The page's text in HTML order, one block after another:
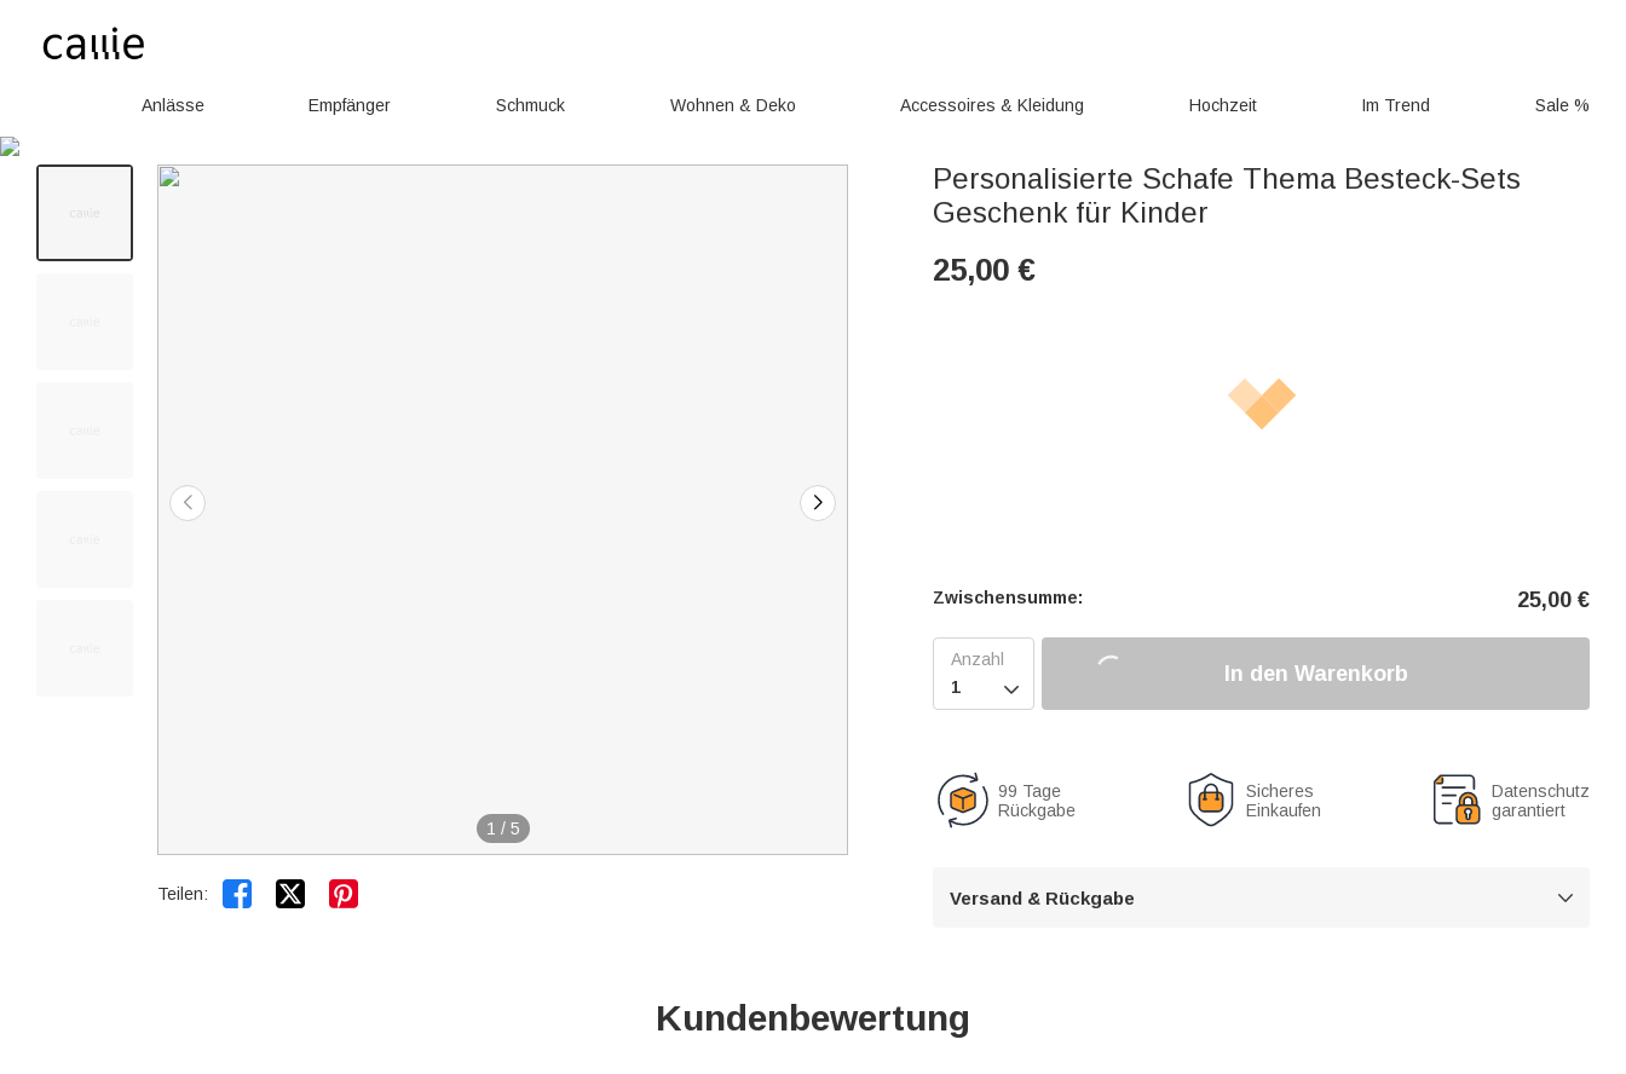
Anlässe Empfänger Schmuck Wohnen & Deko Accessoires & Kleidung Hochzeit Im Trend Sale %
1 / 5
Teilen:  
Personalisierte Schafe Thema Besteck-Sets
Geschenk für Kinder
25,00 €
Zwischensumme: 25,00 €

In den Warenkorb
99 Tage
Rückgabe
Sicheres
Einkaufen
Datenschutz
garantiert
Versand & Rückgabe 
Kundenbewertung